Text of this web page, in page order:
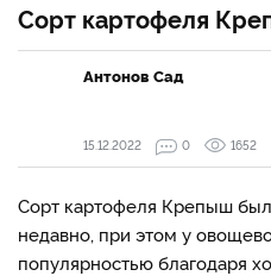
Сорт картофеля
Антонов Сад
15.12.2022
0 1652
Сорт картофеля Крепыш
недавно, при этом у
популярностью благодаря